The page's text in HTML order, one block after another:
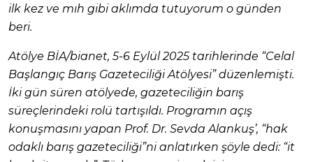
ilk kez ve mıh gibi aklımda tutuyorum o günden
beri.
Atölye BİA/bianet, 5-6 Eylül 2025 tarihlerinde “Celal
Başlangıç Barış Gazeteciliği Atölyesi” düzenlemişti.
İki gün süren atölyede, gazeteciliğin barış
süreçlerindeki rolü tartışıldı. Programın açış
konuşmasını yapan Prof. Dr. Sevda Alankuş’, “hak
odaklı barış gazeteciliği”ni anlatırken şöyle dedi: “it